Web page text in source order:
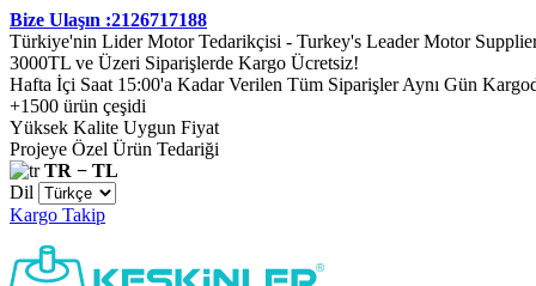
Bize Ulaşın :2126717188
Türkiye'nin Lider Motor Tedarikçisi - Turkey's Leader Motor
3000TL ve Üzeri Siparişlerde Kargo Ücretsiz!
Hafta İçi Saat 15:00'a Kadar Verilen Tüm Siparişler Aynı Gün
+1500 ürün çeşidi
Yüksek Kalite Uygun Fiyat
Projeye Özel Ürün Tedariği
TR − TL
Dil
Kargo Takip